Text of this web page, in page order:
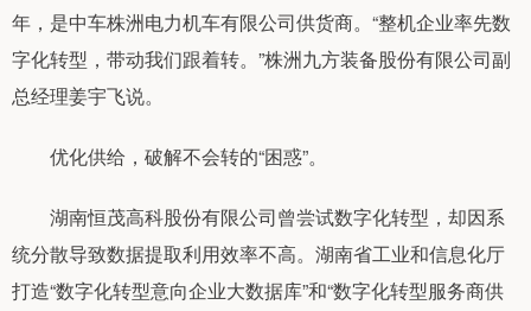
年，是中车株洲电力机车有限公司供货商。“整机企业率先数
字化转型，带动我们跟着转。”株洲九方装备股份有限公司副
总经理姜宇飞说。
优化供给，破解不会转的“困惑”。
湖南恒茂高科股份有限公司曾尝试数字化转型，却因系
统分散导致数据提取利用效率不高。湖南省工业和信息化厅
打造“数字化转型意向企业大数据库”和“数字化转型服务商供